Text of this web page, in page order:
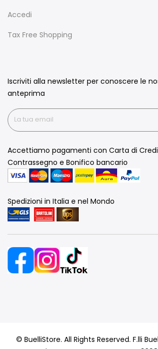
Accedi
Tax Free Shopping
Iscriviti alla newsletter per conoscere le
anteprima
Accettiamo pagamenti con Carta di
Contrassegno e Bonifico bancario
Spedizioni in Italia e nel Mondo
© BuelliStore. All Rights Reserved. F.lli